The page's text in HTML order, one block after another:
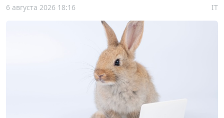
6 августа 2026 18:16 IT